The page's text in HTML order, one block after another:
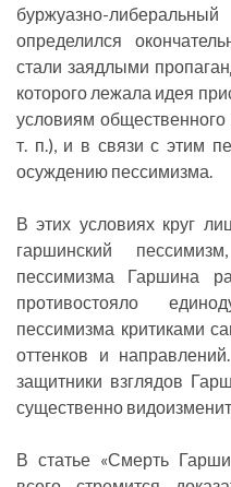
буржуазно-
определился
стали заядлыми
которого лежала идея
условиям
т. п.), и в связи с этим
осуждению пессимизма.
В этих условиях круг
гаршинский
пессимизма Гаршина
противостояло
пессимизма критиками
оттенков и
защитники взглядов
существенно
В статье «Смерть